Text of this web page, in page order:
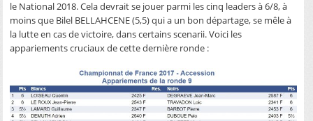
le National 2018. Cela devrait se jouer parmi les cinq leaders à 6/8, à
moins que Bilel BELLAHCENE (5,5) qui a un bon départage, se mêle à
la lutte en cas de victoire, dans certains scenarii. Voici les
appariements cruciaux de cette dernière ronde :